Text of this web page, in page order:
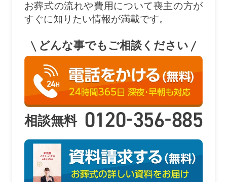
お葬式の流れや費用について喪主の方が
すぐに知りたい情報が満載です。
どんな事でもご相談ください
相談無料 0120-356-885